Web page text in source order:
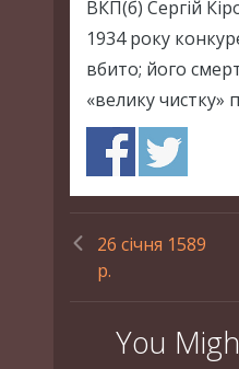
ВКП(б) Сергій
1934 року
вбито; його
«велику чистку»
26 січня 1589
р.
You